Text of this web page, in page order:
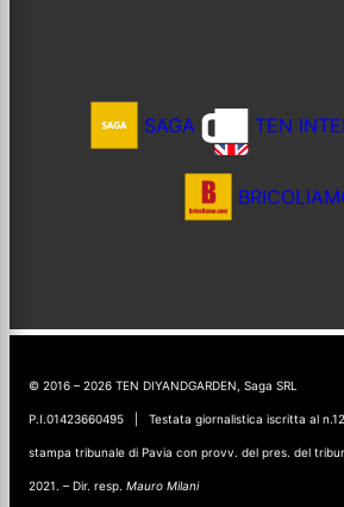
SAGA TEN
© 2016 – 2026 TEN DIYANDGARDEN, Saga SRL
P.I.01423660495 | Testata giornalistica iscritta al
stampa tribunale di Pavia con provv. del pres. del
2021. – Dir. resp. Mauro Milani